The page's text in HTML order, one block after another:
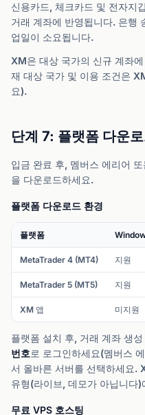
신용카드, 체크카드 및 전자지
거래 계좌에 반영됩니다. 은행
업일이 소요됩니다.
XM은 대상 국가의 신규 계좌에
재 대상 국가 및 이용 조건은
요).
단계 7: 플랫폼 다운
입금 완료 후, 멤버스 에리어
을 다운로드하세요.
플랫폼 다운로드 환경
플랫폼
MetaTrader 4 (MT4) 지원
MetaTrader 5 (MT5) 지원
XM 앱 미지원
플랫폼 설치 후, 거래 계좌 생
번호로 로그인하세요(멤버스
서 올바른 서버를 선택하세요.
유형(라이브, 데모가 아닙니다
무료 VPS 호스팅